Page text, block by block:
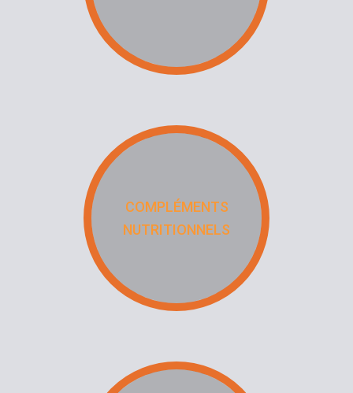
COMPLÉMENTS
NUTRITIONNELS